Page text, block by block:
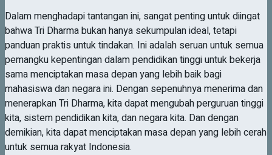
Dalam menghadapi tantangan ini, sangat penting untuk diingat
bahwa Tri Dharma bukan hanya sekumpulan ideal, tetapi
panduan praktis untuk tindakan. Ini adalah seruan untuk semua
pemangku kepentingan dalam pendidikan tinggi untuk bekerja
sama menciptakan masa depan yang lebih baik bagi
mahasiswa dan negara ini. Dengan sepenuhnya menerima dan
menerapkan Tri Dharma, kita dapat mengubah perguruan tinggi
kita, sistem pendidikan kita, dan negara kita. Dan dengan
demikian, kita dapat menciptakan masa depan yang lebih cerah
untuk semua rakyat Indonesia.